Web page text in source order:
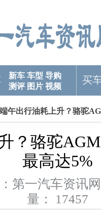
新车 车型 导购
测评 图片 视频
买
午出行油耗上升？骆驼
？骆驼
最高达5%
第一汽车资
量： 17457